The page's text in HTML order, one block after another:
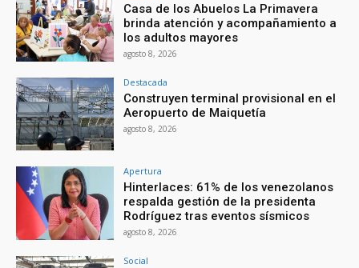
Casa de los Abuelos La Primavera
brinda atención y acompañamiento a
los adultos mayores
agosto 8, 2026
Destacada
Construyen terminal provisional en el
Aeropuerto de Maiquetía
agosto 8, 2026
Apertura
Hinterlaces: 61% de los venezolanos
respalda gestión de la presidenta
Rodríguez tras eventos sísmicos
agosto 8, 2026
Social